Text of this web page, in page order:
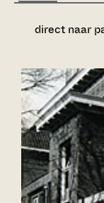
direct naar